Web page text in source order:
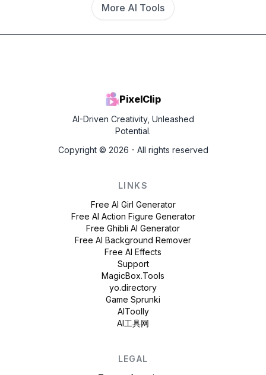
More AI Tools
PixelClip
AI-Driven Creativity, Unleashed
Potential.
Copyright © 2026 - All rights reserved
LINKS
Free AI Girl Generator
Free AI Action Figure Generator
Free Ghibli AI Generator
Free AI Background Remover
Free AI Effects
Support
MagicBox.Tools
yo.directory
Game Sprunki
AIToolly
AI工具网
LEGAL